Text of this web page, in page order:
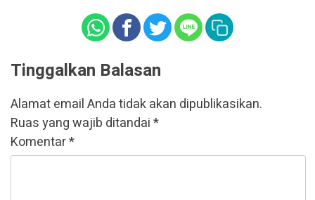
Tinggalkan Balasan
Alamat email Anda tidak akan dipublikasikan.
Ruas yang wajib ditandai*
Komentar*